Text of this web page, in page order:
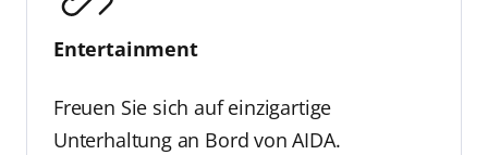
Entertainment
Freuen Sie sich auf einzigartige
Unterhaltung an Bord von AIDA.